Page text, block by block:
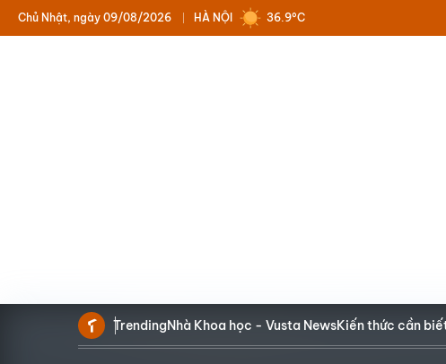
HÀ NỘI
Chủ Nhật, ngày 09/08/2026 36.9°C
TrendingNhà Khoa học - Vusta NewsKiến thức cần